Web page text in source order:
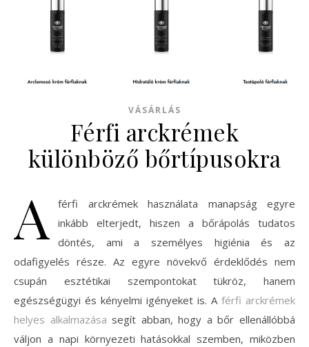
VÁSÁRLÁS
Férfi arckrémek
különböző bőrtípusokra
A
férfi arckrémek használata manapság egyre
inkább elterjedt, hiszen a bőrápolás tudatos
döntés, ami a személyes higiénia és az
odafigyelés része. Az egyre növekvő érdeklődés nem
csupán esztétikai szempontokat tükröz, hanem
egészségügyi és kényelmi igényeket is. A férfi arckrémek
helyes alkalmazása segít abban, hogy a bőr ellenállóbbá
váljon a napi környezeti hatásokkal szemben, miközben